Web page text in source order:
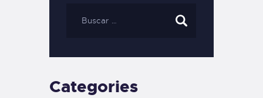
Categories